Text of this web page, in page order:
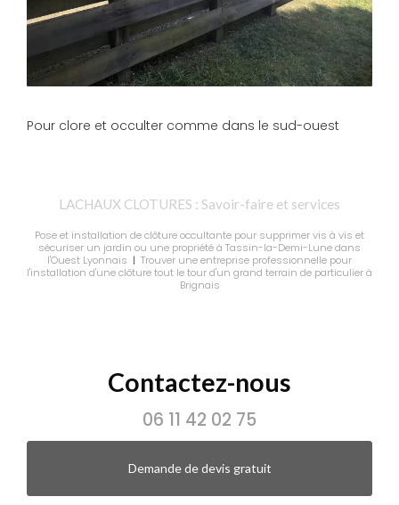
Pour clore et occulter comme dans le sud-ouest
LACHAUX CLOTURES : Savoir-faire et services
Pose et installation de clôture occultante pour supprimer vis à vis et
sécuriser un jardin ou une propriété à Tassin-la-Demi-Lune dans
l'Ouest Lyonnais | Trouver une entreprise professionnelle pour
l'installation d'une clôture tout le tour d'un grand terrain de particulier à
Brignais
Contactez-nous
06 11 42 02 75
Demande de devis gratuit